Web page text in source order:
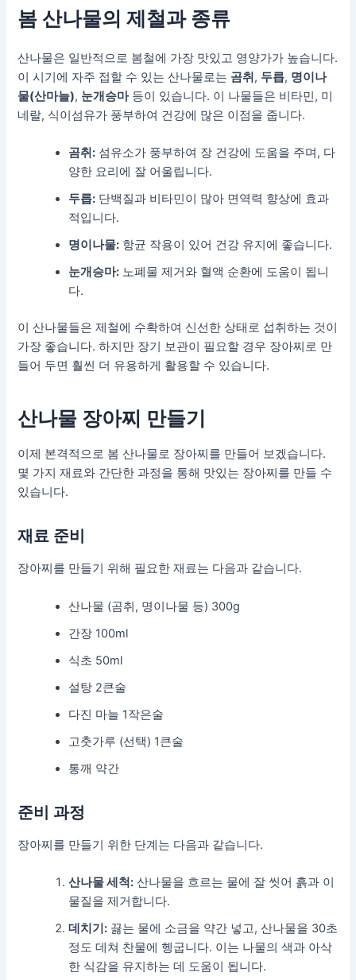
봄 산나물의 제철과 종류
산나물은 일반적으로 봄철에 가장 맛있고 영양가가 높습니다.
이 시기에 자주 접할 수 있는 산나물로는 곰취, 두릅, 명이나
물(산마늘), 눈개승마등이 있습니다. 이 나물들은 비타민, 미
네랄, 식이섬유가 풍부하여 건강에 많은 이점을 줍니다.
곰취: 섬유소가 풍부하여 장 건강에 도움을 주며, 다
양한 요리에 잘 어울립니다.
두릅: 단백질과 비타민이 많아 면역력 향상에 효과
적입니다.
명이나물: 항균 작용이 있어 건강 유지에 좋습니다.
눈개승마: 노폐물 제거와 혈액 순환에 도움이 됩니
다.
이 산나물들은 제철에 수확하여 신선한 상태로 섭취하는 것이
가장 좋습니다. 하지만 장기 보관이 필요할 경우 장아찌로 만
들어 두면 훨씬 더 유용하게 활용할 수 있습니다.
산나물 장아찌 만들기
이제 본격적으로 봄 산나물로 장아찌를 만들어 보겠습니다.
몇 가지 재료와 간단한 과정을 통해 맛있는 장아찌를 만들 수
있습니다.
재료 준비
장아찌를 만들기 위해 필요한 재료는 다음과 같습니다.
산나물 (곰취, 명이나물 등) 300g
간장 100ml
식초 50ml
설탕 2큰술
다진 마늘 1작은술
고춧가루 (선택) 1큰술
통깨 약간
준비 과정
장아찌를 만들기 위한 단계는 다음과 같습니다.
산나물 세척: 산나물을 흐르는 물에 잘 씻어 흙과 이
물질을 제거합니다.
데치기: 끓는 물에 소금을 약간 넣고, 산나물을 30초
정도 데쳐 찬물에 헹굽니다. 이는 나물의 색과 아삭
한 식감을 유지하는 데 도움이 됩니다.